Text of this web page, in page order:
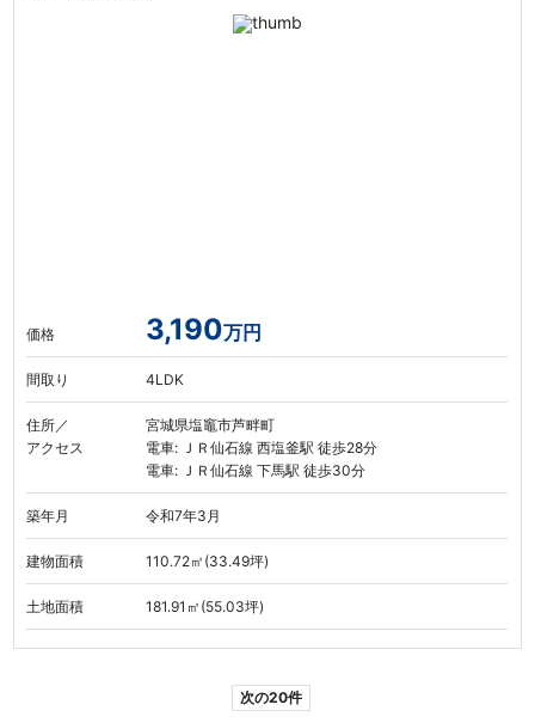
価格 3,190万円
間取り 4LDK
住所／
アクセス
宮城県塩竈市芦畔町
電車: ＪＲ仙石線 西塩釜駅 徒歩28分
電車: ＪＲ仙石線 下馬駅 徒歩30分
築年月 令和7年3月
建物面積 110.72㎡(33.49坪)
土地面積 181.91㎡(55.03坪)
次の20件